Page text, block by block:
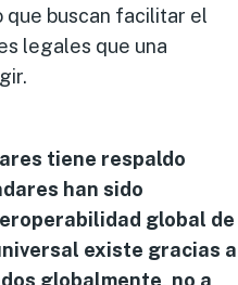
que buscan facilitar el
legales que una
tiene respaldo
han sido
global de
existe gracias a
globalmente, no a